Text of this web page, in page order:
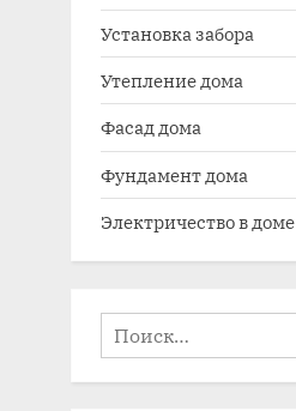
Установка забора
Утепление дома
Фасад дома
Фундамент дома
Электричество в доме
Найти: